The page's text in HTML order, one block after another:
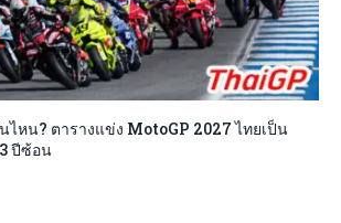
หน? ตารางแข่ง MotoGP 2027 ไทยเป็น
ปีซ้อน